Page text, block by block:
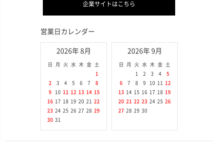
企業サイトはこちら
営業日カレンダー
2026年 8月
日 月 火 水 木 金
土
1
2
3 4 5 6 7
8
9
10 11 12 13 14 15
16 17 18 19 20 21
22
23 24 25 26 27 28 29
30 31
2026年 9月
日 月 火 水 木 金
土
1
2 3 4
5
6
7 8 9 10 11
12
13 14 15 16 17 18 19
20 21 22 23 24 25 26
27 28 29 30